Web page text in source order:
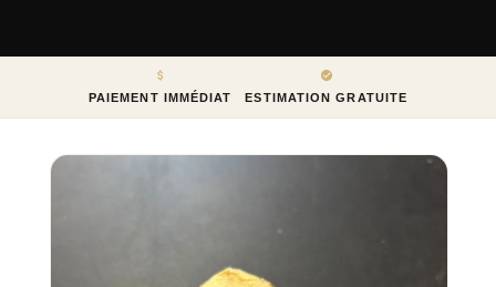
PAIEMENT IMMÉDIAT ESTIMATION GRATUITE